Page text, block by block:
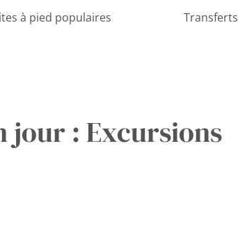
à pied populaires Transferts
jour : Excursions